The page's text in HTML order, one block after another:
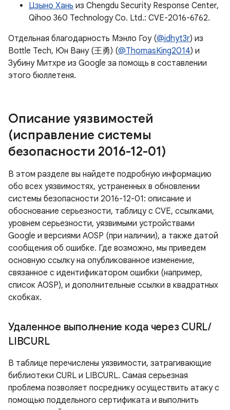
Цзыно Хань из Chengdu Security Response Center,
Qihoo 360 Technology Co. Ltd.: CVE-2016-6762.
Отдельная благодарность Мэнло Гоу (@idhyt3r) из
Bottle Tech, Юн Вану (王勇) (@ThomasKing2014) и
Зубину Митхре из Google за помощь в составлении
этого бюллетеня.
Описание уязвимостей
(исправление системы
безопасности 2016-12-01)
В этом разделе вы найдете подробную информацию
обо всех уязвимостях, устраненных в обновлении
системы безопасности 2016-12-01: описание и
обоснование серьезности, таблицу с CVE, ссылками,
уровнем серьезности, уязвимыми устройствами
Google и версиями AOSP (при наличии), а также датой
сообщения об ошибке. Где возможно, мы приведем
основную ссылку на опубликованное изменение,
связанное с идентификатором ошибки (например,
список AOSP), и дополнительные ссылки в квадратных
скобках.
Удаленное выполнение кода через CURL/
LIBCURL
В таблице перечислены уязвимости, затрагивающие
библиотеки CURL и LIBCURL. Самая серьезная
проблема позволяет посреднику осуществить атаку с
помощью поддельного сертификата и выполнить